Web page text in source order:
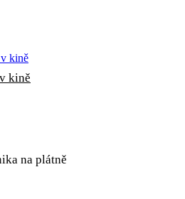
kině
na plátně